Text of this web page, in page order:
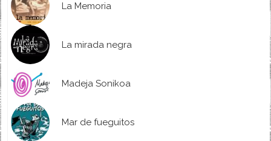
La Memoria
La mirada negra
Madeja Sonikoa
Mar de fueguitos